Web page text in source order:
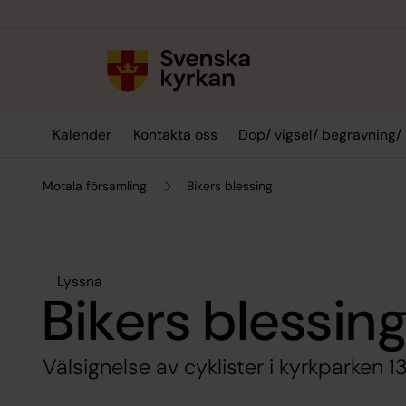
Kalender Kontakta oss Dop/ vigsel/ begravning/
Motala församling Bikers blessing
Lyssna
Bikers blessing
Välsignelse av cyklister i kyrkparken